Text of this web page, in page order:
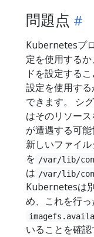
問題点
Kubernetesプ
定を使用する
ドを設定する
設定を使用す
できます。 シ
はそのリソー
が遭遇する可能
新しいファイ
を /var/lib/
は /var/lib/
Kubernetesは
め、これを行
いることを確認